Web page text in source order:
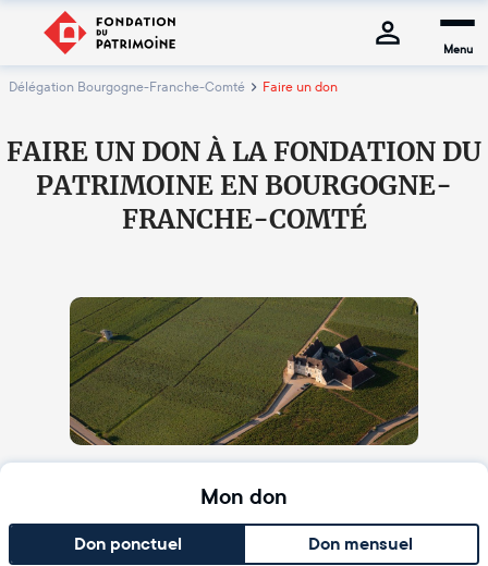
Menu
Délégation Bourgogne-Franche-Comté Faire un don
FAIRE UN DON À LA FONDATION DU
PATRIMOINE EN BOURGOGNE-
FRANCHE-COMTÉ
Mon don
Don ponctuel Don mensuel